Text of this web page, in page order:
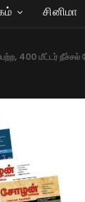
சினிமா
மீட்டர் நீச்சல்